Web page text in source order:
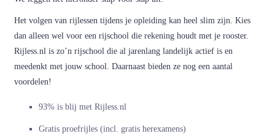
Het volgen van rijlessen tijdens je opleiding kan heel slim zijn. Kies
dan alleen wel voor een rijschool die rekening houdt met je rooster.
Rijless.nl is zo’n rijschool die al jarenlang landelijk actief is en
meedenkt met jouw school. Daarnaast bieden ze nog een aantal
voordelen!
93% is blij met Rijless.nl
Gratis proefrijles (incl. gratis herexamens)